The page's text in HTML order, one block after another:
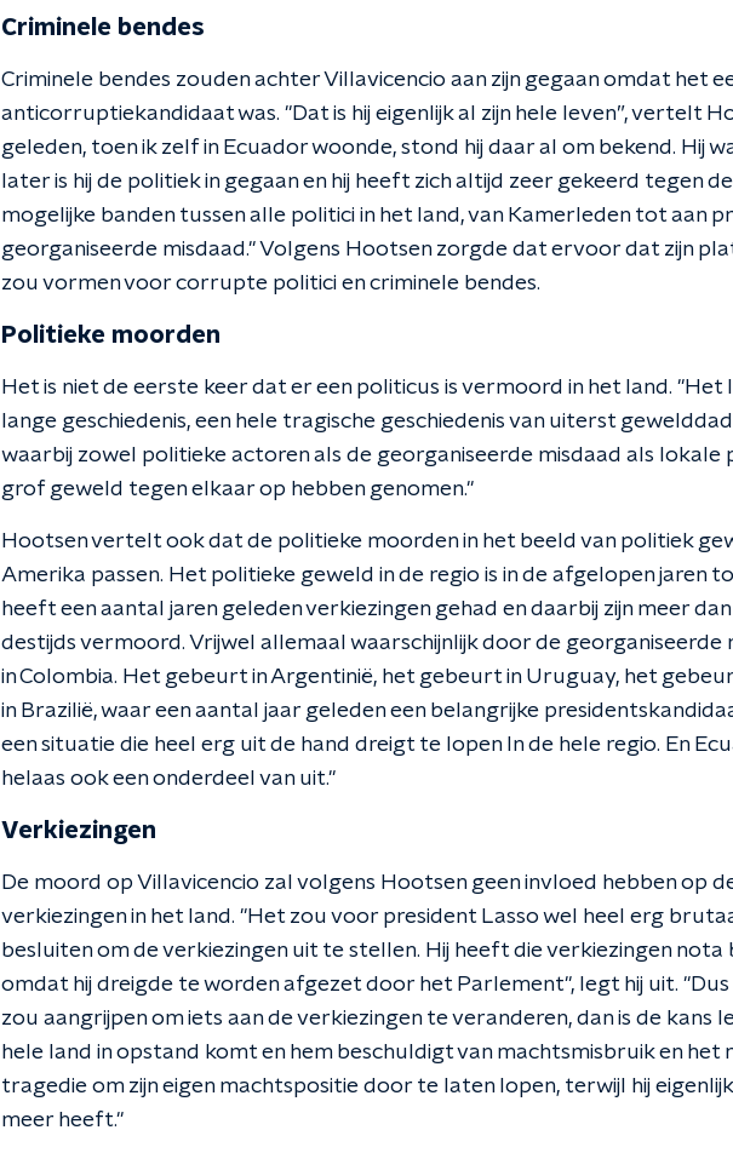
Criminele bendes
Criminele bendes zouden achter Villavicencio aan zijn gegaan omdat het
anticorruptiekandidaat was. "Dat is hij eigenlijk al zijn hele leven”, vertelt
geleden, toen ik zelf in Ecuador woonde, stond hij daar al om bekend. Hij
later is hij de politiek in gegaan en hij heeft zich altijd zeer gekeerd tegen
mogelijke banden tussen alle politici in het land, van Kamerleden tot aan
georganiseerde misdaad." Volgens Hootsen zorgde dat ervoor dat zijn
zou vormen voor corrupte politici en criminele bendes.
Politieke moorden
Het is niet de eerste keer dat er een politicus is vermoord in het land. "Het
lange geschiedenis, een hele tragische geschiedenis van uiterst
waarbij zowel politieke actoren als de georganiseerde misdaad als
grof geweld tegen elkaar op hebben genomen."
Hootsen vertelt ook dat de politieke moorden in het beeld van politiek
Amerika passen. Het politieke geweld in de regio is in de afgelopen jaren
heeft een aantal jaren geleden verkiezingen gehad en daarbij zijn meer
destijds vermoord. Vrijwel allemaal waarschijnlijk door de
in Colombia. Het gebeurt in Argentinië, het gebeurt in Uruguay, het
in Brazilië, waar een aantal jaar geleden een belangrijke
een situatie die heel erg uit de hand dreigt te lopen In de hele regio. En
helaas ook een onderdeel van uit."
Verkiezingen
De moord op Villavicencio zal volgens Hootsen geen invloed hebben op
verkiezingen in het land. "Het zou voor president Lasso wel heel erg
besluiten om de verkiezingen uit te stellen. Hij heeft die verkiezingen nota
omdat hij dreigde te worden afgezet door het Parlement", legt hij uit.
zou aangrijpen om iets aan de verkiezingen te veranderen, dan is de kans
hele land in opstand komt en hem beschuldigt van machtsmisbruik en het
tragedie om zijn eigen machtspositie door te laten lopen, terwijl hij
meer heeft."